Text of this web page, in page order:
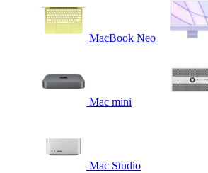
MacBook Neo
Mac mini
Mac Studio